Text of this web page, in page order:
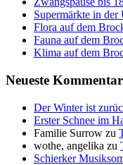
Supermärkte in der
Flora auf dem
Fauna auf dem
Klima auf dem
Neueste
Der Winter ist
Erster Schnee im
Familie Surrow zu
wothe, angelika zu
Schierker